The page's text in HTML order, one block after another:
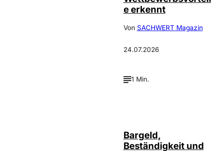
e erkennt
Von SACHWERT Magazin
24.07.2026
1 Min.
Bargeld,
Beständigkeit und